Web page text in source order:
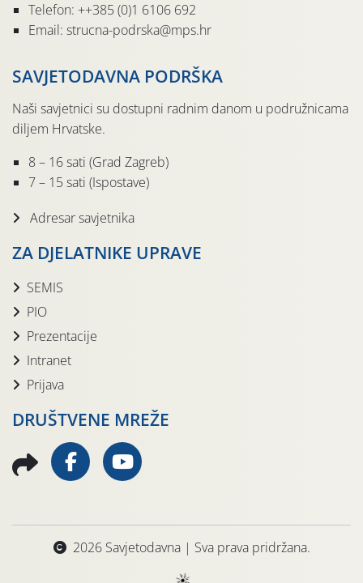
Telefon: ++385 (0)1 6106 692
Email: strucna-podrska@mps.hr
SAVJETODAVNA PODRŠKA
Naši savjetnici su dostupni radnim danom u podružnicama
diljem Hrvatske.
8 – 16 sati (Grad Zagreb)
7 – 15 sati (Ispostave)
Adresar savjetnika
ZA DJELATNIKE UPRAVE
SEMIS
PIO
Prezentacije
Intranet
Prijava
DRUŠTVENE MREŽE
2026 Savjetodavna | Sva prava pridržana.